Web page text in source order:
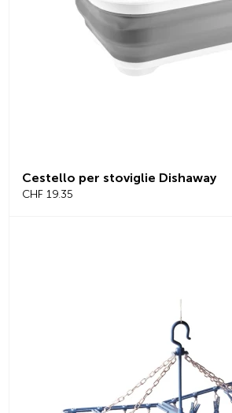
Cestello per stoviglie Dishaway
CHF 19.35